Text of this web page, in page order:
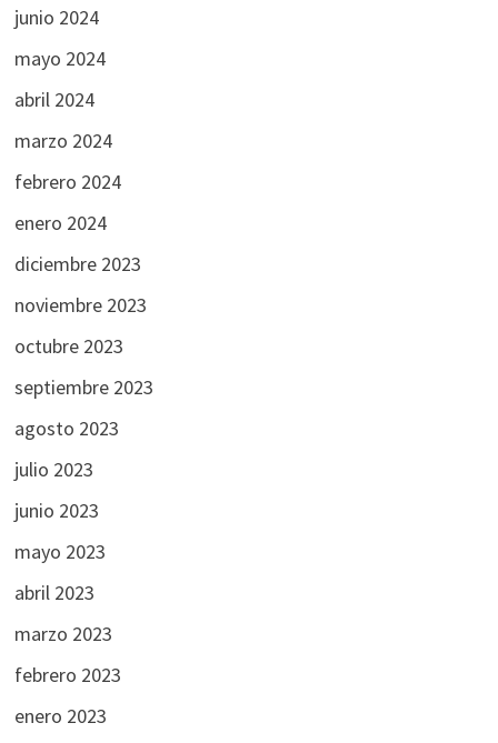
junio 2024
mayo 2024
abril 2024
marzo 2024
febrero 2024
enero 2024
diciembre 2023
noviembre 2023
octubre 2023
septiembre 2023
agosto 2023
julio 2023
junio 2023
mayo 2023
abril 2023
marzo 2023
febrero 2023
enero 2023